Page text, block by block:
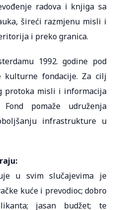
radova i knjiga sa
šireći razmjenu misli i
i preko granica.
1992. godine pod
kulturne fondacije. Za cilj
protoka misli i informacija
pomaže udruženja
infrastrukture u
u svim slučajevima je
kuće i prevodioc; dobro
jasan budžet; te